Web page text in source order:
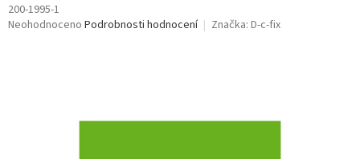
200-1995-1
Průměrné
Neohodnoceno Podrobnosti hodnocení Značka: D-c-fix